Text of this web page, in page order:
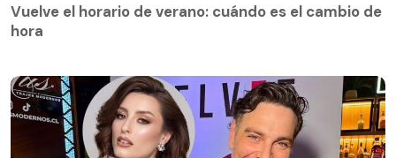
Vuelve el horario de verano: cuándo es el cambio de
hora